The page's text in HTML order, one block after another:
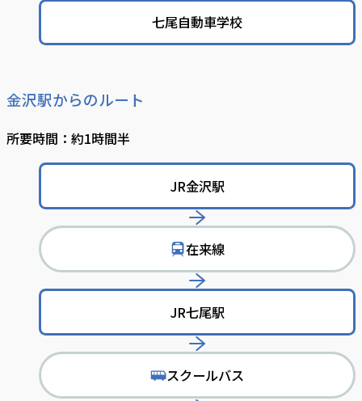
動
七尾自動車学校
金沢駅からのルート
所要時間：約1時間半
JR金沢駅
在来線
で
移
動
JR七尾駅
スクールバス
で